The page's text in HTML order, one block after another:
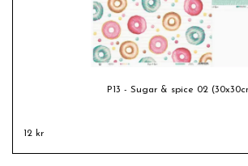
P13 - Sugar & spice 02
12 kr